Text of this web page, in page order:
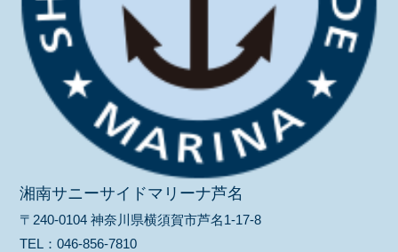
湘南サニーサイドマリーナ芦名
〒240-0104 神奈川県横須賀市芦名1-17-8
TEL：046-856-7810